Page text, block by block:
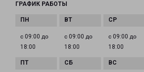
ГРАФИК РАБОТЫ
с 09:00 до
18:00
с 09:00 до
18:00
с 09:00 до
18:00